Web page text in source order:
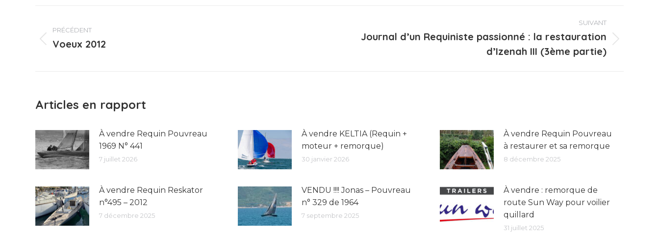
article
PRÉCÉDENT
Article
Voeux 2012
SUIVANT
Journal d’un Requiniste passionné : la restauration
d’Izenah III (3ème partie)
Articles en rapport
À vendre Requin Pouvreau
1969 N° 441
7 juillet 2026
À vendre KELTIA (Requin +
moteur + remorque)
30 janvier 2026
À vendre Requin Pouvreau
à restaurer et sa remorque
8 décembre 2025
À vendre Requin Reskator
n°495 – 2012
7 décembre 2025
VENDU !!!! Jonas – Pouvreau
n° 329 de 1964
7 septembre 2025
À vendre : remorque de
route Sun Way pour voilier
quillard
31 juillet 2025